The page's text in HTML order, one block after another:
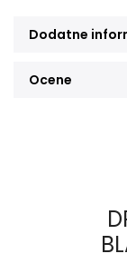
Dodatne
Ocene